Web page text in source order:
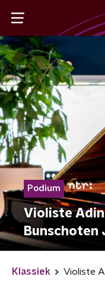
Podium
Violiste
Bunschoten
Klassiek